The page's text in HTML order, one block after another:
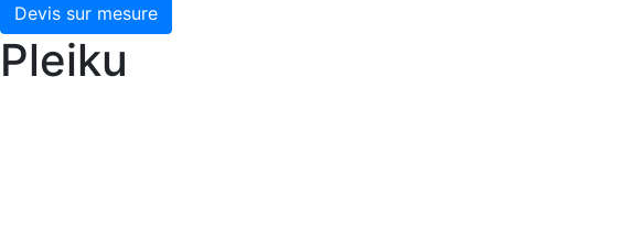
Devis sur mesure
Pleiku